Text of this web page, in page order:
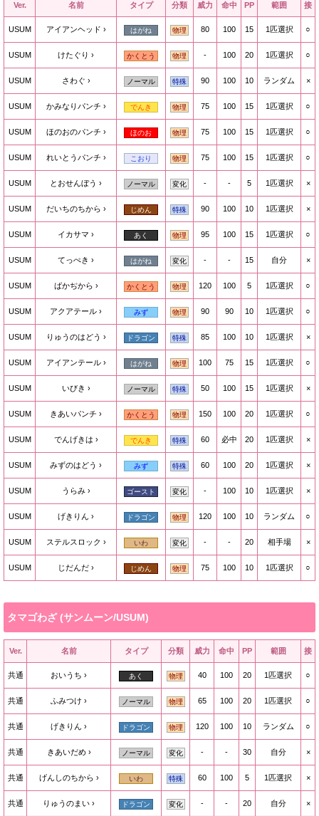
Ver. 名前 タイプ 分類 威力 命中 PP 範囲 接
USUM アイアンヘッド はがね 物理 80 100 15 1匹選択 ○
USUM けたぐり かくとう 物理 - 100 20 1匹選択 ○
USUM さわぐ ノーマル 特殊 90 100 10 ランダム ×
USUM かみなりパンチ でんき 物理 75 100 15 1匹選択 ○
USUM ほのおのパンチ ほのお 物理 75 100 15 1匹選択 ○
USUM れいとうパンチ こおり 物理 75 100 15 1匹選択 ○
USUM とおせんぼう ノーマル 変化 - - 5 1匹選択 ×
USUM だいちのちから じめん 特殊 90 100 10 1匹選択 ×
USUM イカサマ あく 物理 95 100 15 1匹選択 ○
USUM てっぺき はがね 変化 - - 15 自分 ×
USUM ばかぢから かくとう 物理 120 100 5 1匹選択 ○
USUM アクアテール みず 物理 90 90 10 1匹選択 ○
USUM りゅうのはどう ドラゴン 特殊 85 100 10 1匹選択 ×
USUM アイアンテール はがね 物理 100 75 15 1匹選択 ○
USUM いびき ノーマル 特殊 50 100 15 1匹選択 ×
USUM きあいパンチ かくとう 物理 150 100 20 1匹選択 ○
USUM でんげきは でんき 特殊 60 必中 20 1匹選択 ×
USUM みずのはどう みず 特殊 60 100 20 1匹選択 ×
USUM うらみ ゴースト 変化 - 100 10 1匹選択 ×
USUM げきりん ドラゴン 物理 120 100 10 ランダム ○
USUM ステルスロック いわ 変化 - - 20 相手場 ×
USUM じだんだ じめん 物理 75 100 10 1匹選択 ○
タマゴわざ (サンムーン/USUM)
Ver. 名前 タイプ 分類 威力 命中 PP 範囲 接
共通 おいうち あく 物理 40 100 20 1匹選択 ○
共通 ふみつけ ノーマル 物理 65 100 20 1匹選択 ○
共通 げきりん ドラゴン 物理 120 100 10 ランダム ○
共通 きあいだめ ノーマル 変化 - - 30 自分 ×
共通 げんしのちから いわ 特殊 60 100 5 1匹選択 ×
共通 りゅうのまい ドラゴン 変化 - - 20 自分 ×